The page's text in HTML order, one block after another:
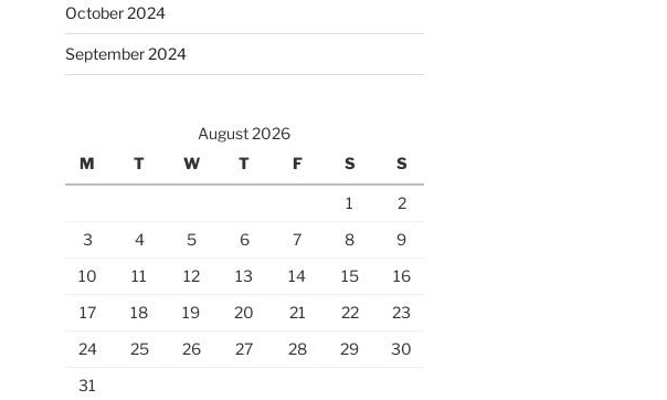
October 2024
September 2024
August 2026
M
T W T F S S
1
2
3
4 5 6 7 8
9
10
11 12 13 14 15
16
17
18 19 20 21 22
23
24
25 26 27 28 29
30
31